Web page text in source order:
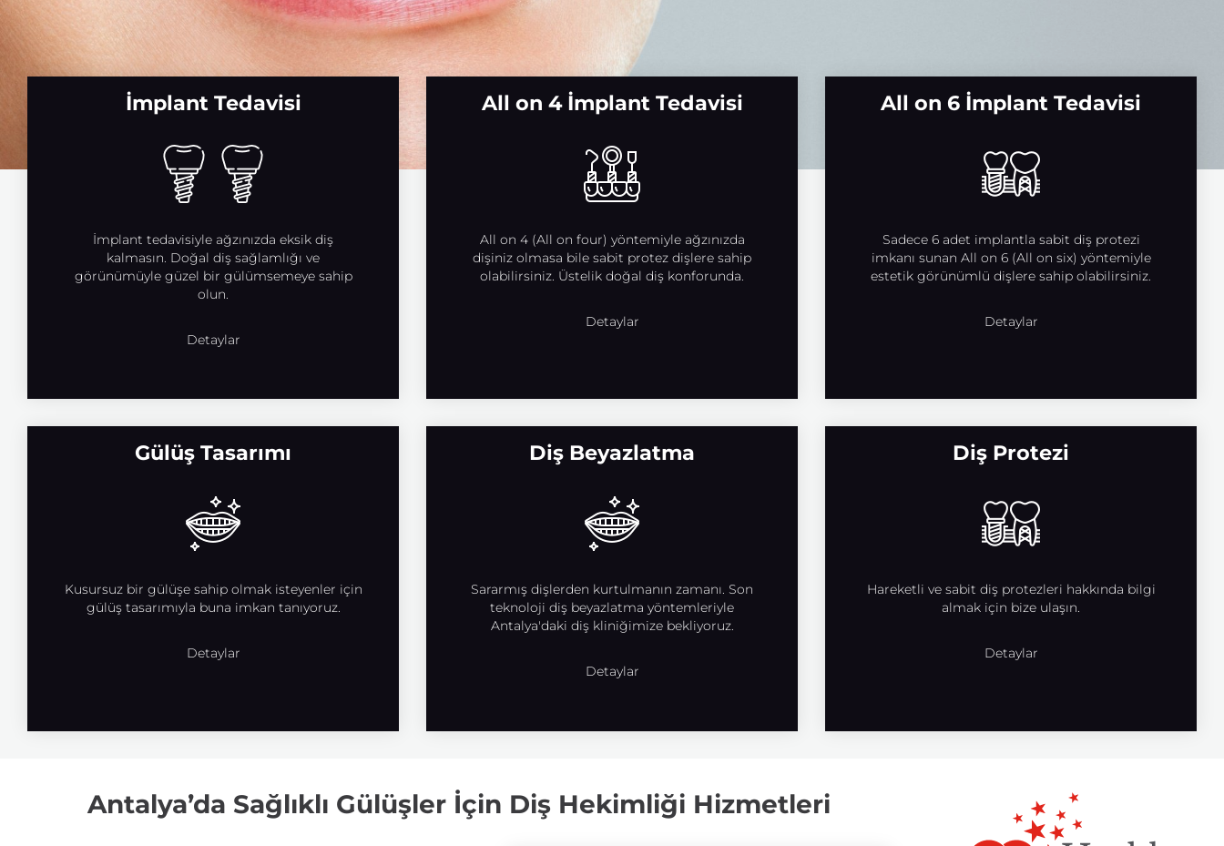
İmplant Tedavisi
İmplant tedavisiyle ağzınızda eksik diş
kalmasın. Doğal diş sağlamlığı ve
görünümüyle güzel bir gülümsemeye sahip
olun.
Detaylar
All on 4 İmplant Tedavisi
All on 4 (All on four) yöntemiyle ağzınızda
dişiniz olmasa bile sabit protez dişlere sahip
olabilirsiniz. Üstelik doğal diş konforunda.
Detaylar
All on 6 İmplant Tedavisi
Sadece 6 adet implantla sabit diş protezi
imkanı sunan All on 6 (All on six) yöntemiyle
estetik görünümlü dişlere sahip olabilirsiniz.
Detaylar
Gülüş Tasarımı
Kusursuz bir gülüşe sahip olmak isteyenler için
gülüş tasarımıyla buna imkan tanıyoruz.
Detaylar
Diş Beyazlatma
Sararmış dişlerden kurtulmanın zamanı. Son
teknoloji diş beyazlatma yöntemleriyle
Antalya'daki diş kliniğimize bekliyoruz.
Detaylar
Diş Protezi
Hareketli ve sabit diş protezleri hakkında bilgi
almak için bize ulaşın.
Detaylar
Antalya’da Sağlıklı Gülüşler İçin Diş Hekimliği Hizmetleri